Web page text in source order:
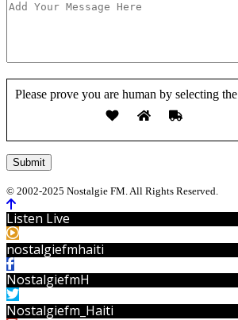
Please prove you are human by selecting the
© 2002-2025 Nostalgie FM. All Rights Reserved.
Listen Live
nostalgiefmhaiti
NostalgiefmH
Nostalgiefm_Haiti